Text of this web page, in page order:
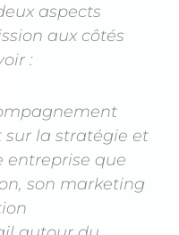
aspects
aux côtés
:
la stratégie et
entreprise que
son marketing